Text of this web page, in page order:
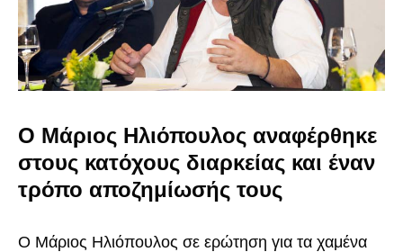
Ο Μάριος Ηλιόπουλος αναφέρθηκε
στους κατόχους διαρκείας και έναν
τρόπο αποζημίωσής τους
Ο Μάριος Ηλιόπουλος σε ερώτηση για τα χαμένα